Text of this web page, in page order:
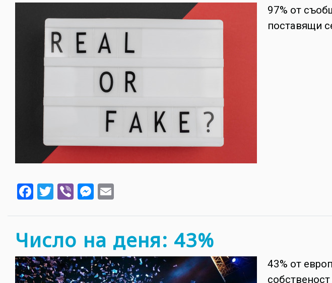
97% от
поставящи
Facebook
Twitter
ViberMessenger
Число на деня: 43%
43% от